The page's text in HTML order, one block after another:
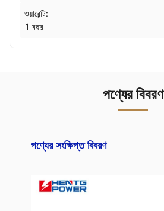
ওয়ারেন্টি:
1 বছর
পণ্যের বিবরণ
পণ্যের সংক্ষিপ্ত বিবরণ